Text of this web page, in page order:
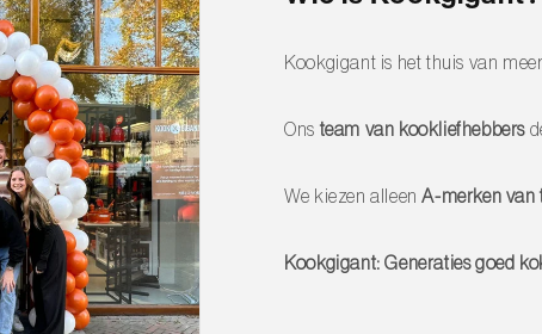
raden we aan het met de hand te wassen met zachte zeep en
zachte doek en vermijd de vaatwasser.
om de scherpte te behouden, en bewaar het mes veilig in
scherpte en elegantie.
Schilmes 8 cm en breng jouw kookkunsten naar een
Kookgigant is het thuis van
Ons team van kookliefhebbers
We kiezen alleenA-merken van
Kookgigant: Generaties goed